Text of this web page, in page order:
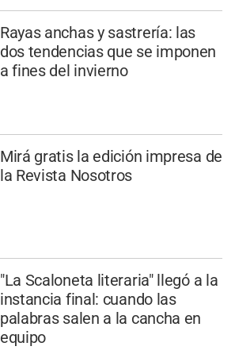
Rayas anchas y sastrería: las
dos tendencias que se imponen
a fines del invierno
Mirá gratis la edición impresa de
la Revista Nosotros
"La Scaloneta literaria" llegó a la
instancia final: cuando las
palabras salen a la cancha en
equipo